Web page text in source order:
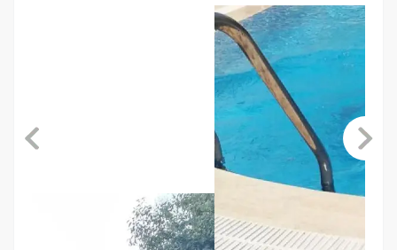
ALANYA’DA EMLAK